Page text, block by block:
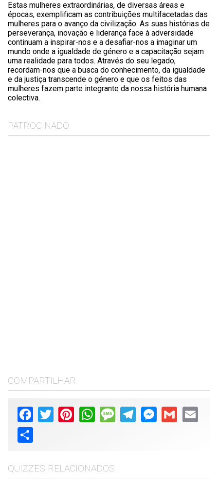
Estas mulheres extraordinárias, de diversas áreas e
épocas, exemplificam as contribuições multifacetadas das
mulheres para o avanço da civilização. As suas histórias de
perseverança, inovação e liderança face à adversidade
continuam a inspirar-nos e a desafiar-nos a imaginar um
mundo onde a igualdade de género e a capacitação sejam
uma realidade para todos. Através do seu legado,
recordam-nos que a busca do conhecimento, da igualdade
e da justiça transcende o género e que os feitos das
mulheres fazem parte integrante da nossa história humana
colectiva.
PATROCINADO
COMPARTILHAR
Facebook
Twitter PinterestWhatsAppMessageTelegramMessenger
Gmail Email
Share
QUIZZES RELACIONADOS